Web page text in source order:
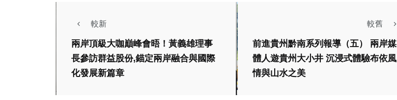
較新
兩岸頂級大咖巔峰會晤！黃義雄理事
長參訪群益股份,錨定兩岸融合與國際
化發展新篇章
較舊
前進貴州黔南系列報導（五） 兩岸媒
體人遊貴州大小井 沉浸式體驗布依風
情與山水之美
頭條 宗教
專欄
「芒種」開運養生與
禁忌
2026年六月04日
大陸
兩岸要和平 保生文